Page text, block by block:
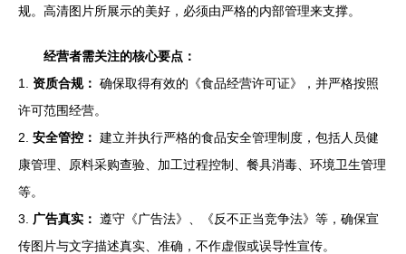
规。高清图片所展示的美好，必须由严格的内部管理来支撑。
经营者需关注的核心要点：
1. 资质合规： 确保取得有效的《食品经营许可证》，并严格按照
许可范围经营。
2. 安全管控： 建立并执行严格的食品安全管理制度，包括人员健
康管理、原料采购查验、加工过程控制、餐具消毒、环境卫生管理
等。
3. 广告真实： 遵守《广告法》、《反不正当竞争法》等，确保宣
传图片与文字描述真实、准确，不作虚假或误导性宣传。